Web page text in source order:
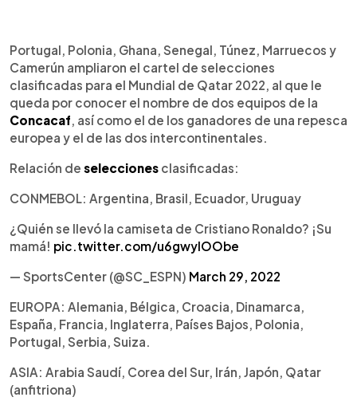
► Escuchar artículo
Portugal, Polonia, Ghana, Senegal, Túnez, Marruecos y
Camerún ampliaron el cartel de selecciones
clasificadas para el Mundial de Qatar 2022, al que le
queda por conocer el nombre de dos equipos de la
Concacaf, así como el de los ganadores de una repesca
europea y el de las dos intercontinentales.
Relación de selecciones clasificadas:
CONMEBOL: Argentina, Brasil, Ecuador, Uruguay
¿Quién se llevó la camiseta de Cristiano Ronaldo? ¡Su
mamá! pic.twitter.com/u6gwyIOObe
— SportsCenter (@SC_ESPN) March 29, 2022
EUROPA: Alemania, Bélgica, Croacia, Dinamarca,
España, Francia, Inglaterra, Países Bajos, Polonia,
Portugal, Serbia, Suiza.
ASIA: Arabia Saudí, Corea del Sur, Irán, Japón, Qatar
(anfitriona)